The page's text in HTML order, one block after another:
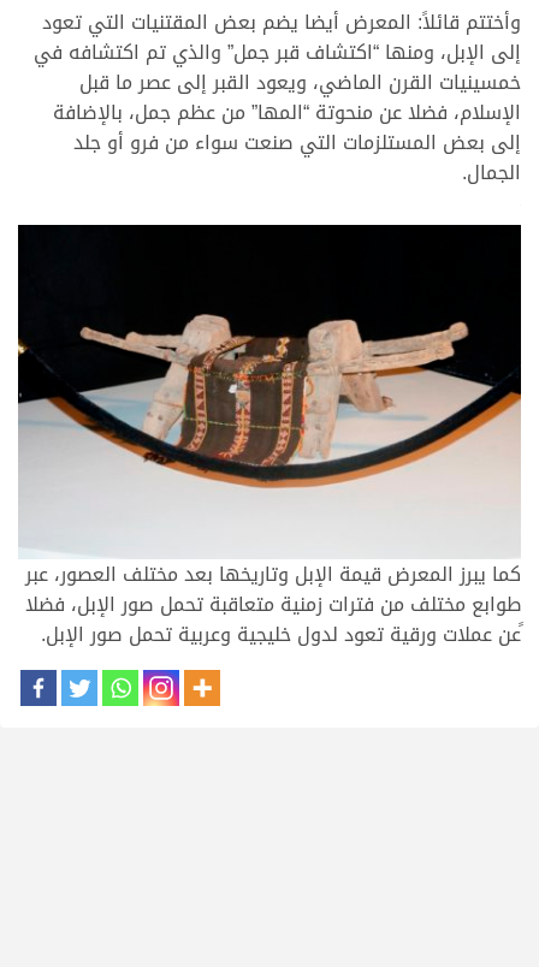
وأختتم قائلاً: المعرض أيضا يضم بعض المقتنيات التي تعود
إلى الإبل، ومنها “اكتشاف قبر جمل” والذي تم اكتشافه في
خمسينيات القرن الماضي، ويعود القبر إلى عصر ما قبل
الإسلام، فضلا عن منحوتة “المها” من عظم جمل، بالإضافة
إلى بعض المستلزمات التي صنعت سواء من فرو أو جلد
الجمال.
كما يبرز المعرض قيمة الإبل وتاريخها بعد مختلف العصور، عبر
طوابع مختلف من فترات زمنية متعاقبة تحمل صور الإبل، فضلا
ًعن عملات ورقية تعود لدول خليجية وعربية تحمل صور الإبل.